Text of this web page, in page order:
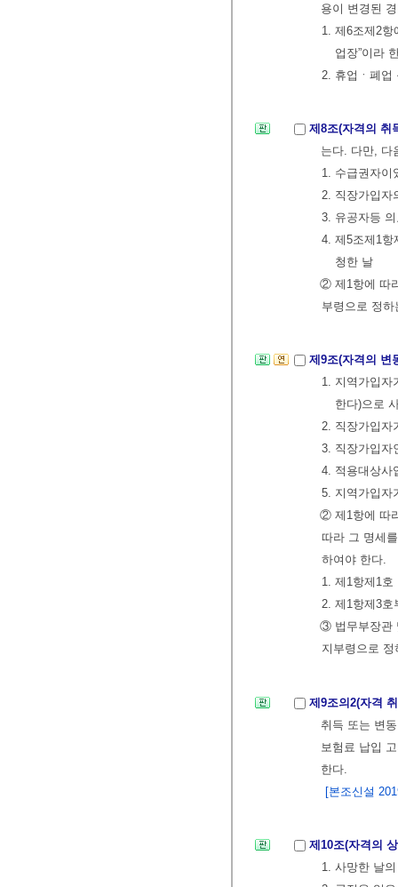
용이 변경된
1. 제6조제2항
업장”이라
2. 휴업ㆍ폐업
제8조(자격의 취
는다. 다만, 다
1. 수급권자이
2. 직장가입자
3. 유공자등
4. 제5조제1항
청한 날
② 제1항에 따
부령으로 정
제9조(자격의 변
1. 지역가입자
한다)으로
2. 직장가입자
3. 직장가입자
4. 적용대상사
5. 지역가입자
② 제1항에 따
따라 그 명세
하여야 한다.
1. 제1항제1
2. 제1항제3호
③ 법무부장관
지부령으로
제9조의2(자격
취득 또는 변
보험료 납입
한다.
[본조신설
제10조(자격의
1. 사망한 날